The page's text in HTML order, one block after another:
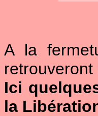
A la
Ici
la